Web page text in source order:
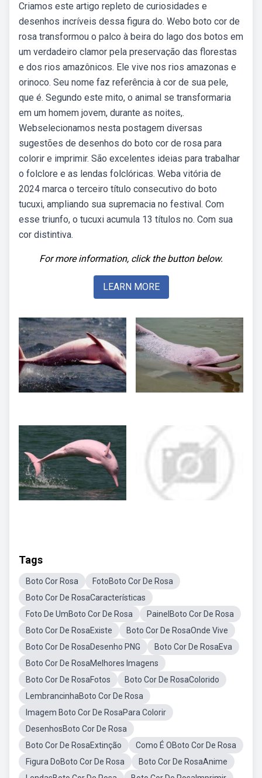
Criamos este artigo repleto de curiosidades e
desenhos incríveis dessa figura do. Webo boto cor de
rosa transformou o palco à beira do lago dos botos em
um verdadeiro clamor pela preservação das florestas
e dos rios amazônicos. Ele vive nos rios amazonas e
orinoco. Seu nome faz referência à cor de sua pele,
que é. Segundo este mito, o animal se transformaria
em um homem jovem, durante as noites,.
Webselecionamos nesta postagem diversas
sugestões de desenhos do boto cor de rosa para
colorir e imprimir. São excelentes ideias para trabalhar
o folclore e as lendas folclóricas. Weba vitória de
2024 marca o terceiro título consecutivo do boto
tucuxi, ampliando sua supremacia no festival. Com
esse triunfo, o tucuxi acumula 13 títulos no. Com sua
cor distintiva.
For more information, click the button below.
LEARN MORE
Tags
Boto Cor Rosa
FotoBoto Cor De Rosa
Boto Cor De RosaCaracterísticas
Foto De UmBoto Cor De Rosa
PainelBoto Cor De Rosa
Boto Cor De RosaExiste
Boto Cor De RosaOnde Vive
Boto Cor De RosaDesenho PNG
Boto Cor De RosaEva
Boto Cor De RosaMelhores Imagens
Boto Cor De RosaFotos
Boto Cor De RosaColorido
LembrancinhaBoto Cor De Rosa
Imagem Boto Cor De RosaPara Colorir
DesenhosBoto Cor De Rosa
Boto Cor De RosaExtinção
Como É OBoto Cor De Rosa
Figura DoBoto Cor De Rosa
Boto Cor De RosaAnime